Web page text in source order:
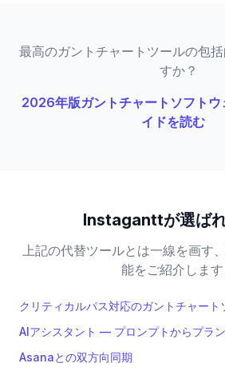
最高のガントチャートツールの包
すか？
2026年版ガントチャートソフトウ
イドを読む
Instaganttが選ば
上記の代替ツールとは一線を画す
能をご紹介します
クリティカルパス対応のガントチャート
AIアシスタント — プロンプトからプラ
Asanaとの双方向同期